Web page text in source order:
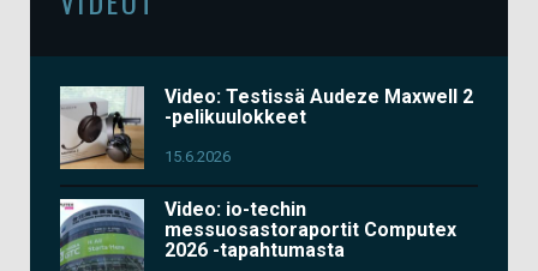
Video: Testissä Audeze Maxwell 2
-pelikuulokkeet
15.6.2026
Video: io-techin
messuosastoraportit Computex
2026 -tapahtumasta